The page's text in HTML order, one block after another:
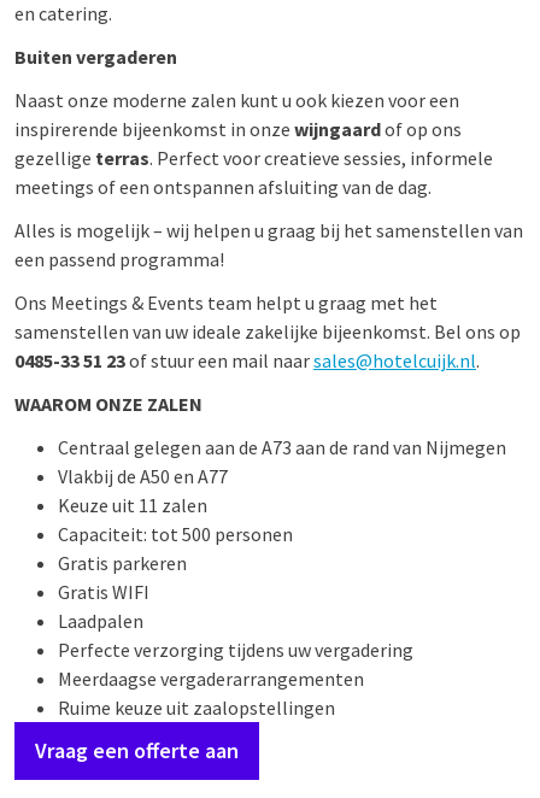
en catering.
Buiten vergaderen
Naast onze moderne zalen kunt u ook kiezen voor een
inspirerende bijeenkomst in onze wijngaardof op ons
gezellige terras. Perfect voor creatieve sessies, informele
meetings of een ontspannen afsluiting van de dag.
Alles is mogelijk – wij helpen u graag bij het samenstellen van
een passend programma!
Ons Meetings & Events team helpt u graag met het
samenstellen van uw ideale zakelijke bijeenkomst. Bel ons op
0485-33 51 23of stuur een mail naarsales@hotelcuijk.nl.
WAAROM ONZE ZALEN
Centraal gelegen aan de A73 aan de rand van Nijmegen
Vlakbij de A50 en A77
Keuze uit 11 zalen
Capaciteit: tot 500 personen
Gratis parkeren
Gratis WIFI
Laadpalen
Perfecte verzorging tijdens uw vergadering
Meerdaagse vergaderarrangementen
Ruime keuze uit zaalopstellingen
Vraag een offerte aan